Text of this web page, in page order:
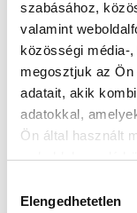
szabásához,
valamint
közösségi média-
megosztjuk az
adatait, akik
adatokkal,
Ön által használt
weboldalon való
kiválasztása
Elengedhetetlen
NEHÉZ
szezonbeli első